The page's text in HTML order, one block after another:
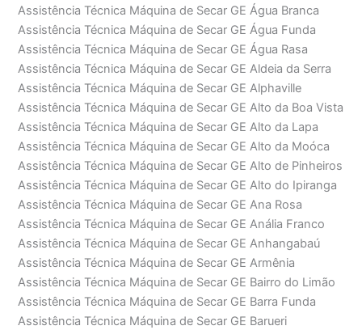
Assistência Técnica Máquina de Secar GE Água Branca
Assistência Técnica Máquina de Secar GE Água Funda
Assistência Técnica Máquina de Secar GE Água Rasa
Assistência Técnica Máquina de Secar GE Aldeia da Serra
Assistência Técnica Máquina de Secar GE Alphaville
Assistência Técnica Máquina de Secar GE Alto da Boa Vista
Assistência Técnica Máquina de Secar GE Alto da Lapa
Assistência Técnica Máquina de Secar GE Alto da Moóca
Assistência Técnica Máquina de Secar GE Alto de Pinheiros
Assistência Técnica Máquina de Secar GE Alto do Ipiranga
Assistência Técnica Máquina de Secar GE Ana Rosa
Assistência Técnica Máquina de Secar GE Anália Franco
Assistência Técnica Máquina de Secar GE Anhangabaú
Assistência Técnica Máquina de Secar GE Armênia
Assistência Técnica Máquina de Secar GE Bairro do Limão
Assistência Técnica Máquina de Secar GE Barra Funda
Assistência Técnica Máquina de Secar GE Barueri